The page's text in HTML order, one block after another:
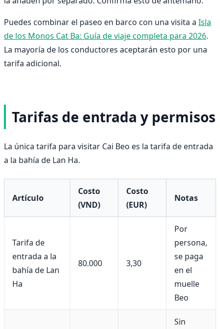
Puedes combinar el paseo en barco con una visita a Isla
de los Monos Cat Ba: Guía de viaje completa para 2026.
La mayoría de los conductores aceptarán esto por una
tarifa adicional.
Tarifas de entrada y permisos
La única tarifa para visitar Cai Beo es la tarifa de entrada
a la bahía de Lan Ha.
Artículo
Costo
(VND)
Costo
(EUR)
Notas
Tarifa de
entrada a la
bahía de Lan
Ha
80.000 3,30
Por
persona,
se paga
en el
muelle
Beo
Sin